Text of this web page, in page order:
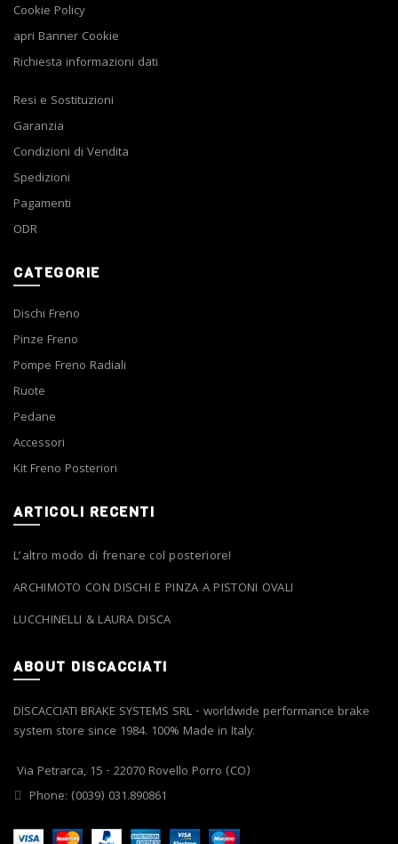
Cookie Policy
apri Banner Cookie
Richiesta informazioni dati
Resi e Sostituzioni
Garanzia
Condizioni di Vendita
Spedizioni
Pagamenti
ODR
CATEGORIE
Dischi Freno
Pinze Freno
Pompe Freno Radiali
Ruote
Pedane
Accessori
Kit Freno Posteriori
ARTICOLI RECENTI
L’altro modo di frenare col posteriore!
ARCHIMOTO CON DISCHI E PINZA A PISTONI OVALI
LUCCHINELLI & LAURA DISCA
ABOUT DISCACCIATI
DISCACCIATI BRAKE SYSTEMS SRL - worldwide performance brake
system store since 1984. 100% Made in Italy.
Via Petrarca, 15 - 22070 Rovello Porro (CO)
Phone: (0039) 031.890861